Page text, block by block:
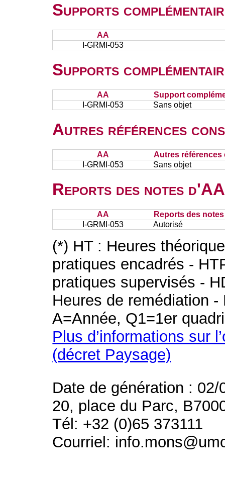
Supports
AA
I-GRMI-053
Supports
AA
Support
I-GRMI-053
Sans objet
Autres références
AA
Autres références
I-GRMI-053
Sans objet
Reports des notes
AA
Reports des
I-GRMI-053
Autorisé
(*) HT : Heures
pratiques encadrés -
pratiques supervisés -
Heures de remédiation
A=Année, Q1=1er
Plus d’informations sur
(décret Paysage)
Date de génération : 02/
20, place du Parc,
Tél: +32 (0)65 373111
Courriel: